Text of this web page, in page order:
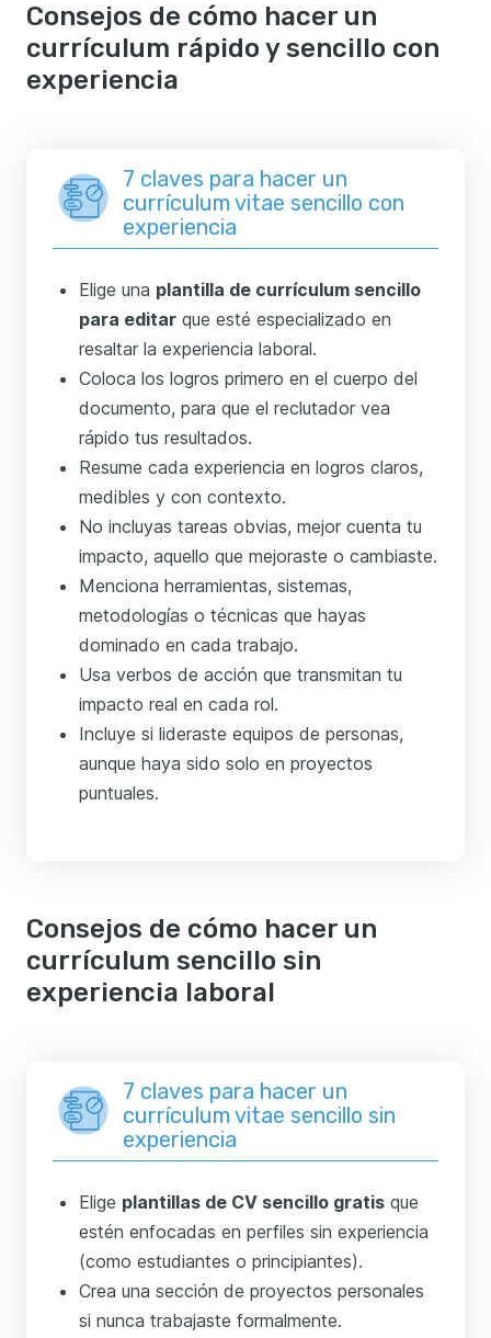
Consejos de cómo hacer un
currículum rápido y sencillo con
experiencia
7 claves para hacer un
currículum vitae sencillo con
experiencia
Elige una plantilla de currículum sencillo
para editar que esté especializado en
resaltar la experiencia laboral.
Coloca los logros primero en el cuerpo del
documento, para que el reclutador vea
rápido tus resultados.
Resume cada experiencia en logros claros,
medibles y con contexto.
No incluyas tareas obvias, mejor cuenta tu
impacto, aquello que mejoraste o cambiaste.
Menciona herramientas, sistemas,
metodologías o técnicas que hayas
dominado en cada trabajo.
Usa verbos de acción que transmitan tu
impacto real en cada rol.
Incluye si lideraste equipos de personas,
aunque haya sido solo en proyectos
puntuales.
Consejos de cómo hacer un
currículum sencillo sin
experiencia laboral
7 claves para hacer un
currículum vitae sencillo sin
experiencia
Elige plantillas de CV sencillo gratis que
estén enfocadas en perfiles sin experiencia
(como estudiantes o principiantes).
Crea una sección de proyectos personales
si nunca trabajaste formalmente.